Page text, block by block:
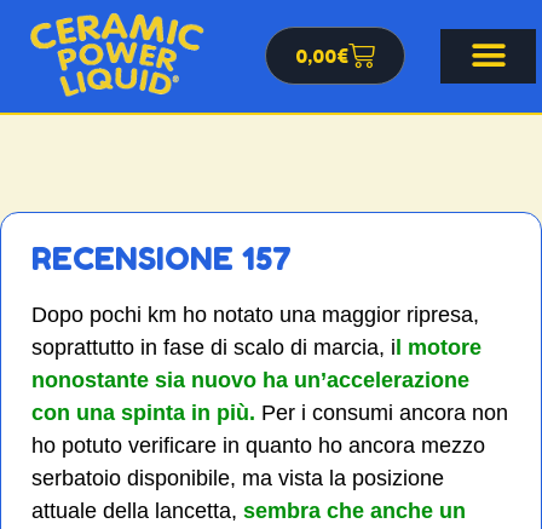
0,00€
RECENSIONE 157
Dopo pochi km ho notato una maggior ripresa,
soprattutto in fase di scalo di marcia, il motore
nonostante sia nuovo ha un’accelerazione
con una spinta in più. Per i consumi ancora non
ho potuto verificare in quanto ho ancora mezzo
serbatoio disponibile, ma vista la posizione
attuale della lancetta, sembra che anche un